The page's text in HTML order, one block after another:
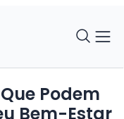
Podem
Bem-Estar